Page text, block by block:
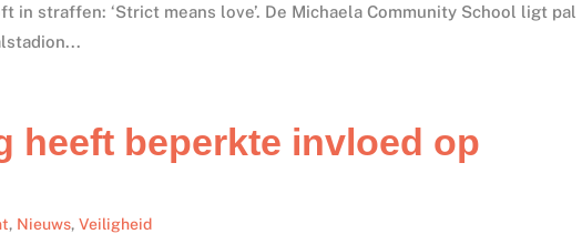
in straffen: ‘Strict means love’. De Michaela Community School ligt pal
heeft beperkte invloed op
, Nieuws,Veiligheid